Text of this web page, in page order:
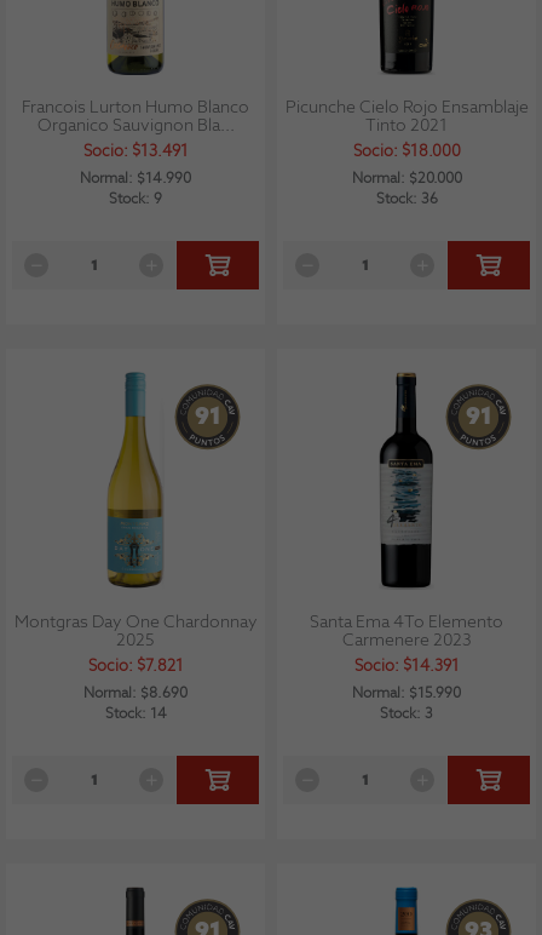
Francois Lurton Humo Blanco
Organico Sauvignon Bla...
Socio: $13.491
Normal: $14.990
Stock: 9
Picunche Cielo Rojo Ensamblaje
Tinto 2021
Socio: $18.000
Normal: $20.000
Stock: 36
91
Montgras Day One Chardonnay
2025
Socio: $7.821
Normal: $8.690
Stock: 14
91
Santa Ema 4To Elemento
Carmenere 2023
Socio: $14.391
Normal: $15.990
Stock: 3